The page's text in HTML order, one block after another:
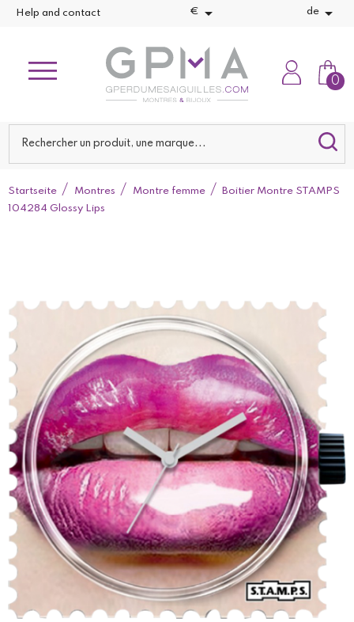
Help and contact €  de 
0
Startseite Montres Montre femme
Boitier Montre STAMPS
104284 Glossy Lips